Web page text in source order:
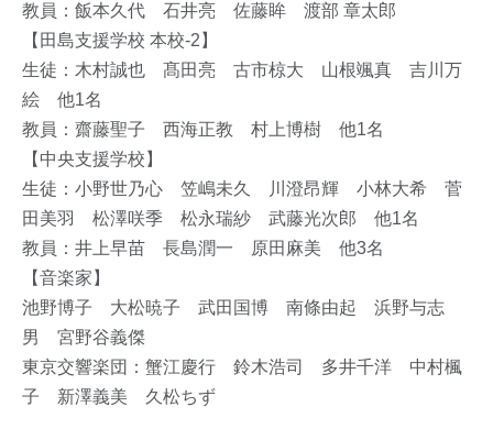
教員：飯本久代 石井亮 佐藤眸 渡部 章太郎
【田島支援学校 本校-2】
生徒：木村誠也 髙田亮 古市椋大 山根颯真 吉川万
絵 他1名
教員：齋藤聖子 西海正教 村上博樹 他1名
【中央支援学校】
生徒：小野世乃心 笠嶋未久 川澄昂輝 小林大希 菅
田美羽 松澤咲季 松永瑞紗 武藤光次郎 他1名
教員：井上早苗 長島潤一 原田麻美 他3名
【音楽家】
池野博子 大松暁子 武田国博 南條由起 浜野与志
男 宮野谷義傑
東京交響楽団：蟹江慶行 鈴木浩司 多井千洋 中村楓
子 新澤義美 久松ちず